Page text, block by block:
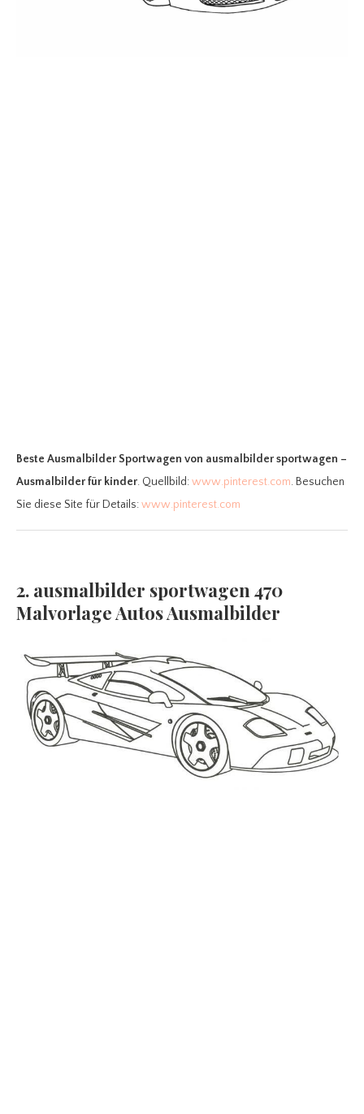
Beste Ausmalbilder Sportwagen von ausmalbilder sportwagen –
Ausmalbilder für kinder. Quellbild:www.pinterest.com. Besuchen
Sie diese Site für Details:www.pinterest.com
2. ausmalbilder sportwagen 470
Malvorlage Autos Ausmalbilder